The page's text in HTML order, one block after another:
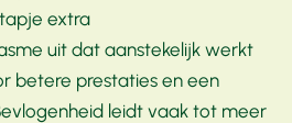
extra
uit dat aanstekelijk werkt
betere prestaties en een
leidt vaak tot meer